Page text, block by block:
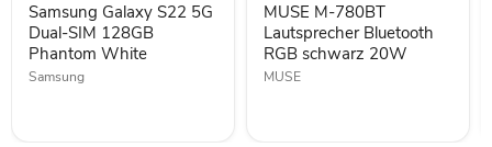
128GB
Phantom
White
Samsung Galaxy S22 5G
Dual-SIM 128GB
Phantom White
Samsung
schwarz
20W
MUSE M-780BT
Lautsprecher Bluetooth
RGB schwarz 20W
MUSE